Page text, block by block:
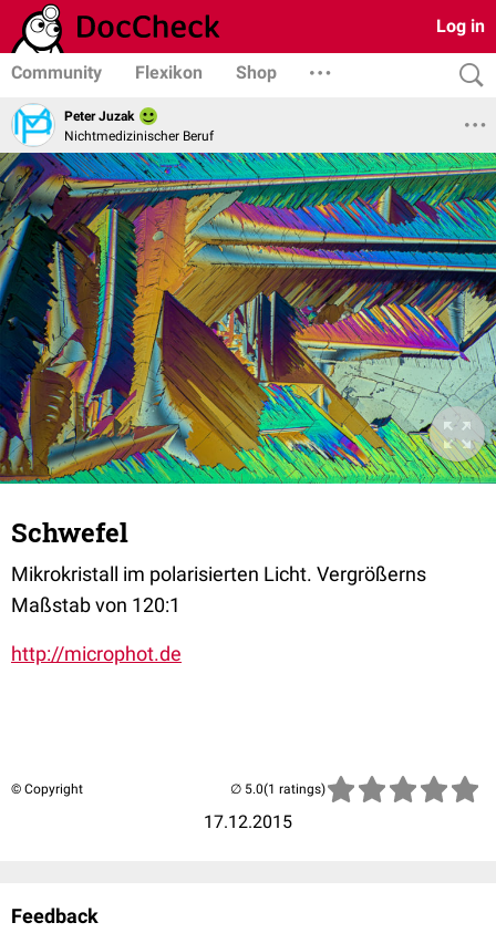
Log in
Community Flexikon Shop
Peter Juzak
Nichtmedizinischer Beruf
Schwefel
Mikrokristall im polarisierten Licht. Vergrößerns
Maßstab von 120:1
http://microphot.de
© Copyright
17.12.2015
(1 ratings)
Feedback